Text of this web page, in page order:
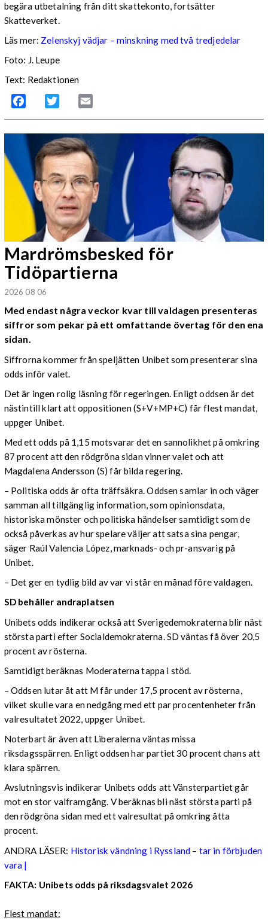
begära utbetalning från ditt skattekonto, fortsätter
Skatteverket.
Läs mer: Zelenskyj vädjar – minskning med två tredjedelar
Foto: J. Leupe
Text: Redaktionen
Facebook Twitter
Mardrömsbesked för
Tidöpartierna
2026 08 06
Med endast några veckor kvar till valdagen presenteras
siffror som pekar på ett omfattande övertag för den ena
sidan.
Siffrorna kommer från speljätten Unibet som presenterar sina
odds inför valet.
Det är ingen rolig läsning för regeringen. Enligt oddsen är det
nästintill klart att oppositionen (S+V+MP+C) får flest mandat,
uppger Unibet.
Med ett odds på 1,15 motsvarar det en sannolikhet på omkring
87 procent att den rödgröna sidan vinner valet och att
Magdalena Andersson (S) får bilda regering.
– Politiska odds är ofta träffsäkra. Oddsen samlar in och väger
samman all tillgänglig information, som opinionsdata,
historiska mönster och politiska händelser samtidigt som de
också påverkas av hur spelare väljer att satsa sina pengar,
säger Raúl Valencia López, marknads- och pr-ansvarig på
Unibet.
– Det ger en tydlig bild av var vi står en månad före valdagen.
SD behåller andraplatsen
Unibets odds indikerar också att Sverigedemokraterna blir näst
största parti efter Socialdemokraterna. SD väntas få över 20,5
procent av rösterna.
Samtidigt beräknas Moderaterna tappa i stöd.
– Oddsen lutar åt att M får under 17,5 procent av rösterna,
vilket skulle vara en nedgång med ett par procentenheter från
valresultatet 2022, uppger Unibet.
Noterbart är även att Liberalerna väntas missa
riksdagsspärren. Enligt oddsen har partiet 30 procent chans att
klara spärren.
Avslutningsvis indikerar Unibets odds att Vänsterpartiet går
mot en stor valframgång. V beräknas bli näst största parti på
den rödgröna sidan med ett valresultat på omkring åtta
procent.
ANDRA LÄSER: Historisk vändning i Ryssland – tar in förbjuden
vara |
FAKTA: Unibets odds på riksdagsvalet 2026
Flest mandat: